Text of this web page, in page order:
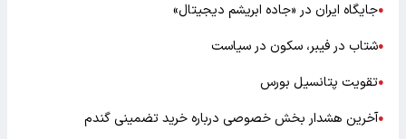
●جایگاه ایران در «جاده ابریشم دیجیتال»
●شتاب در فیبر، سکون در سیاست
●تقویت پتانسیل بورس
●آخرین هشدار بخش خصوصی درباره خرید تضمینی گندم